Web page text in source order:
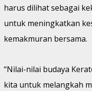
harus dilihat sebagai
untuk meningkatkan
kemakmuran bersama.
“Nilai-nilai budaya
kita untuk melangkah